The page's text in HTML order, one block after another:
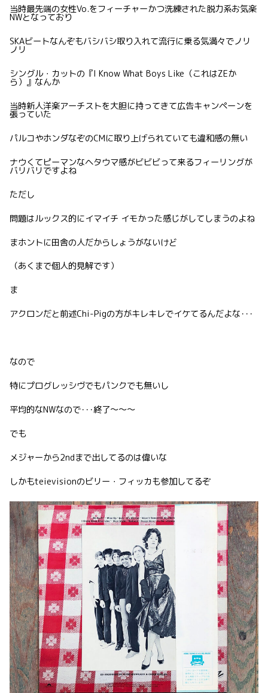
当時最先端の女性Vo.をフィーチャーかつ洗練された脱力系お気楽
NWとなっており
SKAビートなんぞもバシバシ取り入れて流行に乗る気満々でノリ
ノリ
シングル・カットの『I Know What Boys Like（これはZEか
ら）』なんか
当時新人洋楽アーチストを大胆に持ってきて広告キャンペーンを
張っていた
パルコやホンダなぞのCMに取り上げられていても違和感の無い
ナウくてピーマンなヘタウマ感がビビビって来るフィーリングが
バリバリですよね
ただし
問題はルックス的にイマイチ イモかった感じがしてしまうのよね
まホントに田舎の人だからしょうがないけど
（あくまで個人的見解です）
ま
アクロンだと前述Chi-Pigの方がキレキレでイケてるんだよな･･･
なので
特にプログレッシヴでもパンクでも無いし
平均的なNWなので･･･終了〜〜〜
でも
メジャーから2ndまで出してるのは偉いな
しかもteievisionのビリー・フィッカも参加してるぞ